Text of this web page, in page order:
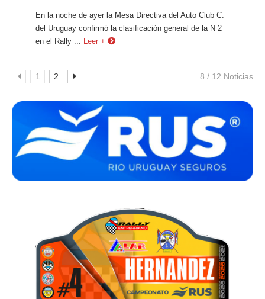
En la noche de ayer la Mesa Directiva del Auto Club C.
del Uruguay confirmó la clasificación general de la N 2
en el Rally ... Leer +
1 2 8 / 12 Noticias